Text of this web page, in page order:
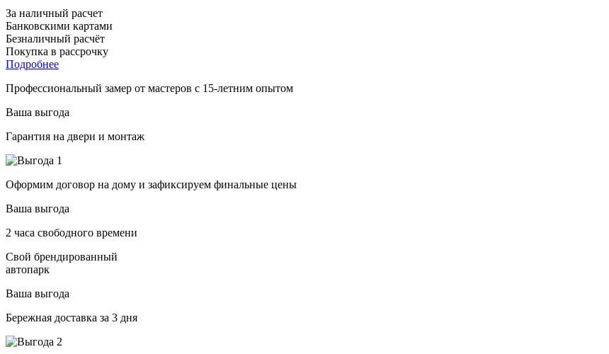
За наличный расчет
Банковскими картами
Безналичный расчёт
Покупка в рассрочку
Подробнее
Профессиональный замер от мастеров с 15-летним опытом
Ваша выгода
Гарантия на двери и монтаж
Оформим договор на дому и зафиксируем финальные цены
Ваша выгода
2 часа свободного времени
Свой брендированный
автопарк
Ваша выгода
Бережная доставка за 3 дня